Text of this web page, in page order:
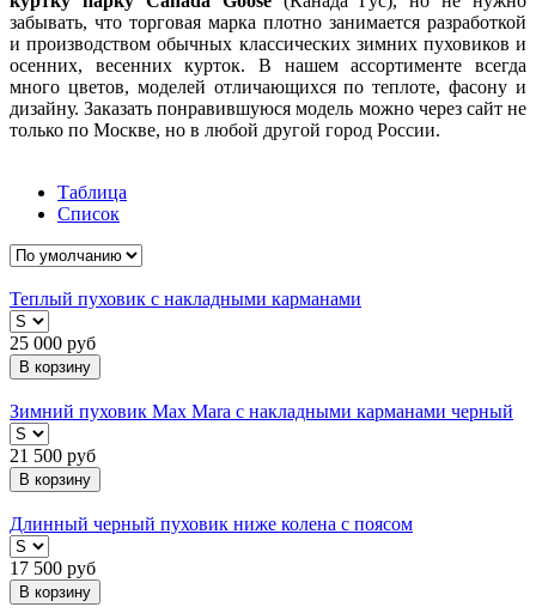
забывать, что торговая марка плотно занимается разработкой
и производством обычных классических зимних пуховиков и
осенних, весенних курток. В нашем ассортименте всегда
много цветов, моделей отличающихся по теплоте, фасону и
дизайну. Заказать понравившуюся модель можно через сайт не
только по Москве, но в любой другой город России.
Таблица
Список
Теплый пуховик с накладными карманами
25 000 руб
В корзину
Зимний пуховик Max Mara с накладными карманами черный
21 500 руб
В корзину
Длинный черный пуховик ниже колена с поясом
17 500 руб
В корзину